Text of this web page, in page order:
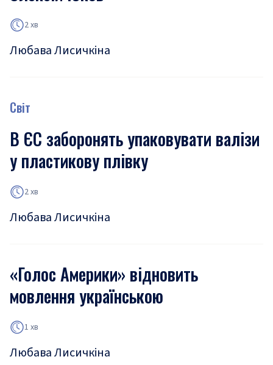
2 хв
Любава Лисичкіна
Світ
В ЄС заборонять упаковувати валізи
у пластикову плівку
2 хв
Любава Лисичкіна
«Голос Америки» відновить
мовлення українською
1 хв
Любава Лисичкіна